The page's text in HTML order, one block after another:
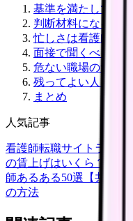
基準を満たしてい
判断材料になる情報
忙しさは看護師数
面接で聞くべき質問
危ない職場のサイン
残ってよい人、移
まとめ
人気記事
看護師転職サイトランキ
の賃上げはいくら？
師あるある50選【共感必
の方法